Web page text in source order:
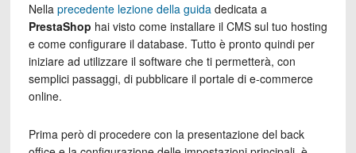
Nella precedente lezione della guida dedicata a
PrestaShop hai visto come installare il CMS sul tuo hosting
e come configurare il database. Tutto è pronto quindi per
iniziare ad utilizzare il software che ti permetterà, con
semplici passaggi, di pubblicare il portale di e-commerce
online.
Prima però di procedere con la presentazione del back